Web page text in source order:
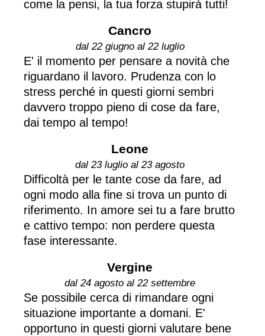
come la pensi, la tua forza stupirà tutti!
Cancro
dal 22 giugno al 22 luglio
E' il momento per pensare a novità che
riguardano il lavoro. Prudenza con lo
stress perché in questi giorni sembri
davvero troppo pieno di cose da fare,
dai tempo al tempo!
Leone
dal 23 luglio al 23 agosto
Difficoltà per le tante cose da fare, ad
ogni modo alla fine si trova un punto di
riferimento. In amore sei tu a fare brutto
e cattivo tempo: non perdere questa
fase interessante.
Vergine
dal 24 agosto al 22 settembre
Se possibile cerca di rimandare ogni
situazione importante a domani. E'
opportuno in questi giorni valutare bene